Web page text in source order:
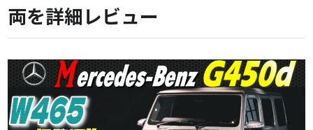
両を詳細レビュー